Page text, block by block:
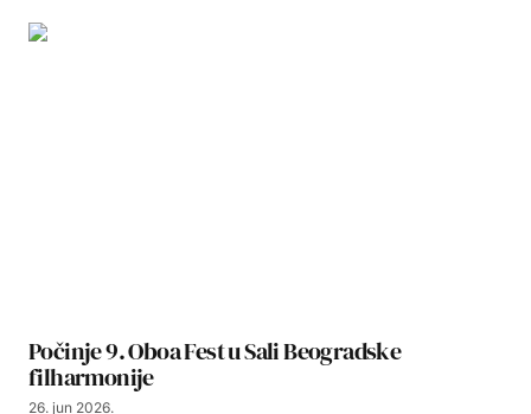
Počinje 9. Oboa Fest u Sali Beogradske
filharmonije
26. jun 2026.